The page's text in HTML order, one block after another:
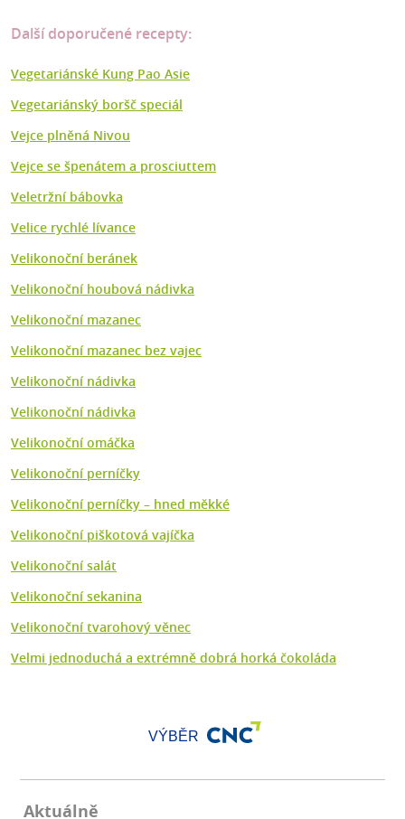
Další doporučené recepty:
Vegetariánské Kung Pao Asie
Vegetariánský boršč speciál
Vejce plněná Nivou
Vejce se špenátem a prosciuttem
Veletržní bábovka
Velice rychlé lívance
Velikonoční beránek
Velikonoční houbová nádivka
Velikonoční mazanec
Velikonoční mazanec bez vajec
Velikonoční nádivka
Velikonoční nádivka
Velikonoční omáčka
Velikonoční perníčky
Velikonoční perníčky – hned měkké
Velikonoční piškotová vajíčka
Velikonoční salát
Velikonoční sekanina
Velikonoční tvarohový věnec
Velmi jednoduchá a extrémně dobrá horká čokoláda
VÝBĚR
Aktuálně